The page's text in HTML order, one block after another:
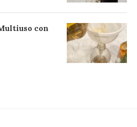
con